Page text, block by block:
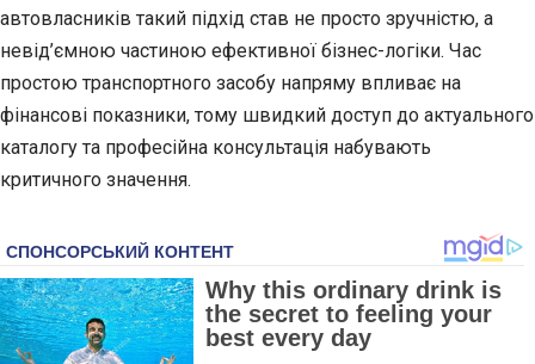
автовласників такий підхід став не просто зручністю, а
невід’ємною частиною ефективної бізнес-логіки. Час
простою транспортного засобу напряму впливає на
фінансові показники, тому швидкий доступ до актуального
каталогу та професійна консультація набувають
критичного значення.